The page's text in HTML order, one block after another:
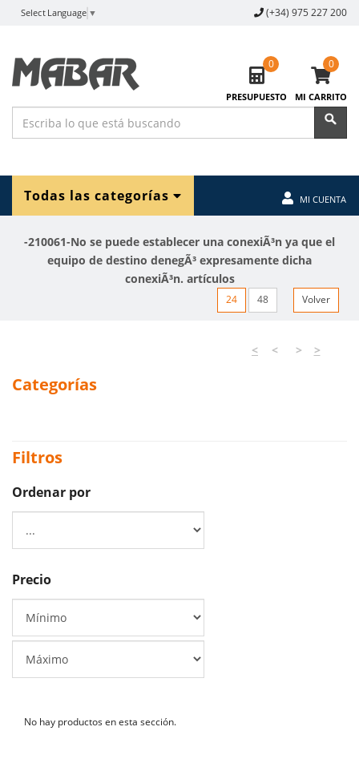
Select Language ▼ (+34) 975 227 200
PRESUPUESTO
0
MI CARRITO
0
Todas las categorías MI CUENTA
-210061-No se puede establecer una conexiÃ³n ya que el
equipo de destino denegÃ³ expresamente dicha
conexiÃ³n. artículos
Volver
24 48
< < > >
Categorías
Filtros
Ordenar por
Precio
No hay productos en esta sección.